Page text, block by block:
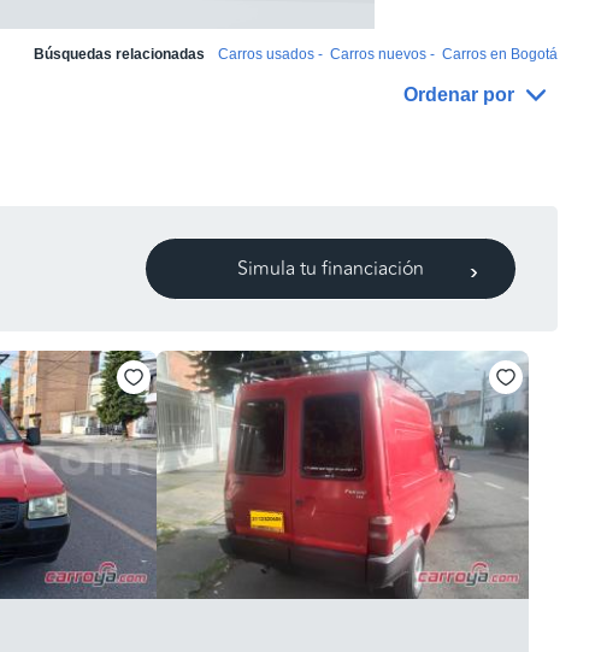
Búsquedas relacionadas Carros usados - Carros nuevos - Carros en Bogotá
Ordenar por
Simula tu financiación